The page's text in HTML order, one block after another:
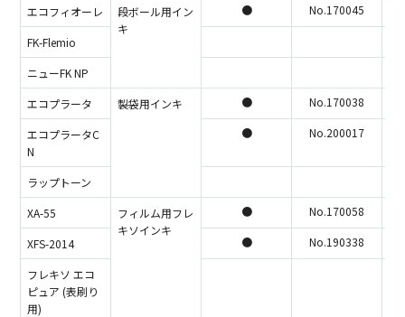
エコフィオーレ
段ボール用イン
キ
● No.170045
FK-Flemio
ニューFK NP
エコプラータ
製袋用インキ ● No.170038
エコプラータC
N
● No.200017
ラップトーン
XA-55
フィルム用フレ
キソインキ
● No.170058
XFS-2014 ● No.190338
フレキソ エコ
ピュア (表刷り
用)